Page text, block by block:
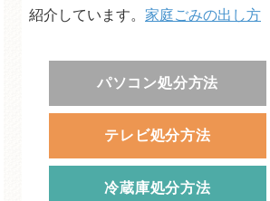
紹介しています。 家庭ごみの出し方
パソコン処分方法
テレビ処分方法
冷蔵庫処分方法